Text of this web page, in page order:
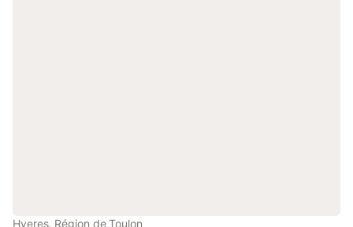
Hyeres, Région de Toulon